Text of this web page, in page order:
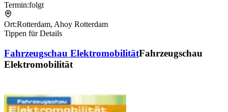
Termin:folgt
Ort:Rotterdam, Ahoy Rotterdam
Tippen für Details
Fahrzeugschau ElektromobilitätFahrzeugschau
Elektromobilität